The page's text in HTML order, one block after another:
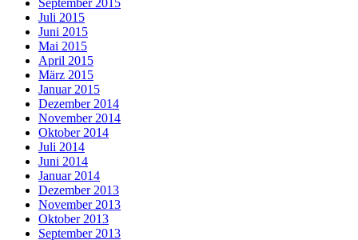
September 2015
Juli 2015
Juni 2015
Mai 2015
April 2015
März 2015
Januar 2015
Dezember 2014
November 2014
Oktober 2014
Juli 2014
Juni 2014
Januar 2014
Dezember 2013
November 2013
Oktober 2013
September 2013